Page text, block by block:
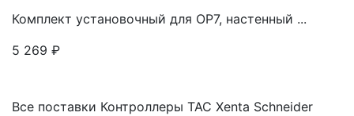
Комплект установочный для OP7, настенный ...
5 269 ₽
Все поставки Контроллеры ТАС Xenta Schneider